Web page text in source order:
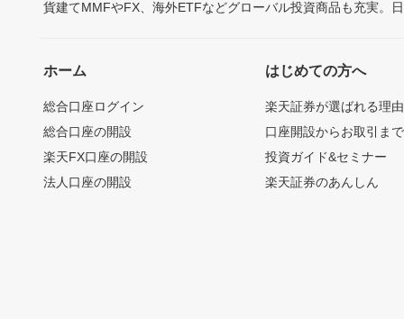
貨建てMMFやFX、海外ETFなどグローバル投資商品も充実。
ホーム
総合口座ログイン
総合口座の開設
楽天FX口座の開設
法人口座の開設
はじめての方へ
楽天証券が選ばれる理由
口座開設からお取引ま
投資ガイド&セミナー
楽天証券のあんしん